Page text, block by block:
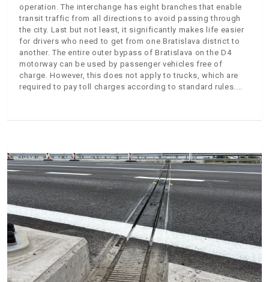
operation. The interchange has eight branches that enable
transit traffic from all directions to avoid passing through
the city. Last but not least, it significantly makes life easier
for drivers who need to get from one Bratislava district to
another. The entire outer bypass of Bratislava on the D4
motorway can be used by passenger vehicles free of
charge. However, this does not apply to trucks, which are
required to pay toll charges according to standard rules.